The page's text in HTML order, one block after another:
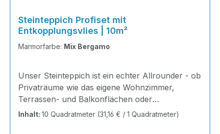
Steinteppich Profiset mit
Entkopplungsvlies | 10m²
Marmorfarbe: Mix Bergamo
Unser Steinteppich ist ein echter Allrounder - ob
Privaträume wie das eigene Wohnzimmer,
Terrassen- und Balkonflächen oder
Gewerbeobjekte und Ausstellungsräume; unsere
Inhalt: 10 Quadratmeter (31,16 € / 1 Quadratmeter)